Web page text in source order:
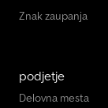
Znak zaupanja
podjetje
Delovna mesta